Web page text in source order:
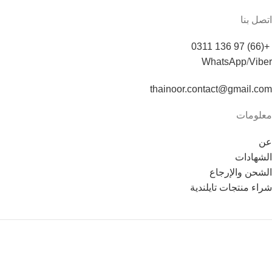
اتصل بنا
+(66) 97 136 0311
WhatsApp/Viber
thainoor.contact@gmail.com
معلومات
عن
الشهادات
الشحن والإرجاع
شراء منتجات تايلندية